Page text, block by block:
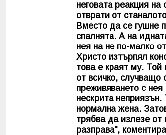
неговата реакция
отврати от
Вместо да се гушне
спалнята. А на
нея на не по-малко
Христо изтърпял
това е краят му. Той
от всичко,
преживяването с
нескрита
нормална жена.
трябва да излезе
разправа",